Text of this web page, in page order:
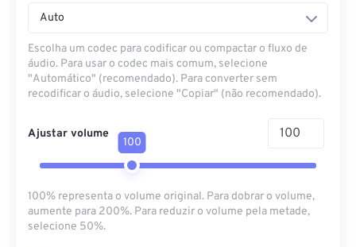
Auto
Escolha um codec para codificar ou compactar o fluxo de
áudio. Para usar o codec mais comum, selecione
"Automático" (recomendado). Para converter sem
recodificar o áudio, selecione "Copiar" (não recomendado).
Ajustar volume
100
100% representa o volume original. Para dobrar o volume,
aumente para 200%. Para reduzir o volume pela metade,
selecione 50%.